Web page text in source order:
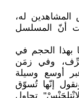
له،
أنّ المسلسل
بهذا الحجم في
وفي زمَن
أوسع وسيلة
إنّها تُسوّق
تحاول